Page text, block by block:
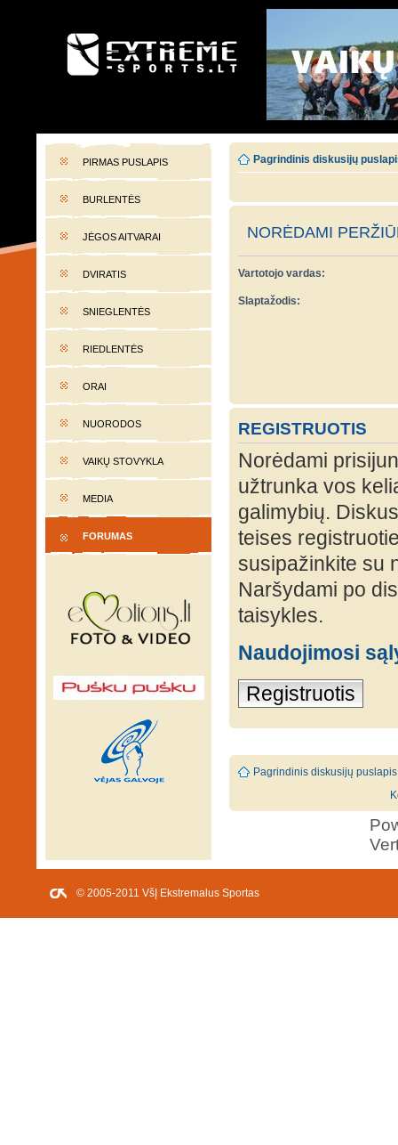
EXTREME-SPORTS.LT
PIRMAS PUSLAPIS
BURLENTĖS
JĖGOS AITVARAI
DVIRATIS
SNIEGLENTĖS
RIEDLENTĖS
ORAI
NUORODOS
VAIKŲ STOVYKLA
MEDIA
FORUMAS
Pagrindinis diskusijų
NORĖDAMI
Vartotojo vardas:
Slaptažodis:
REGISTRUOTIS
Norėdami
užtrunka vos
galimybių.
teises
susipažinkite su
Naršydami po
taisykles.
Naudojimosi
Registruotis
Pagrindinis diskusijų puslapis
© 2005-2011 VšĮ Ekstremalus Sportas